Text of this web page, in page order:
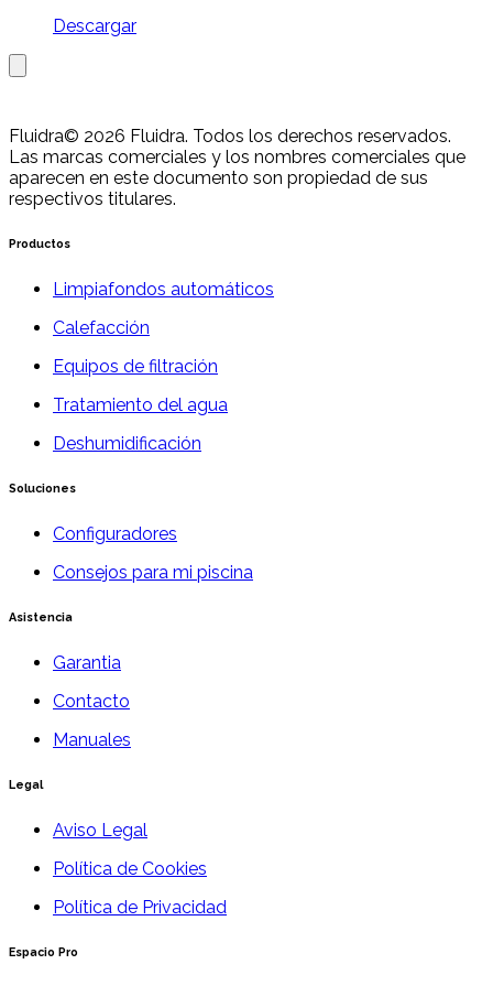
Descargar
Fluidra© 2026 Fluidra. Todos los derechos reservados.
Las marcas comerciales y los nombres comerciales que
aparecen en este documento son propiedad de sus
respectivos titulares.
Productos
Limpiafondos automáticos
Calefacción
Equipos de filtración
Tratamiento del agua
Deshumidificación
Soluciones
Configuradores
Consejos para mi piscina
Asistencia
Garantia
Contacto
Manuales
Legal
Aviso Legal
Política de Cookies
Política de Privacidad
Espacio Pro